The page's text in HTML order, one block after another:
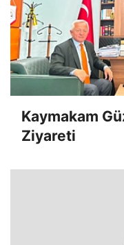
Kaymakam
Ziyareti